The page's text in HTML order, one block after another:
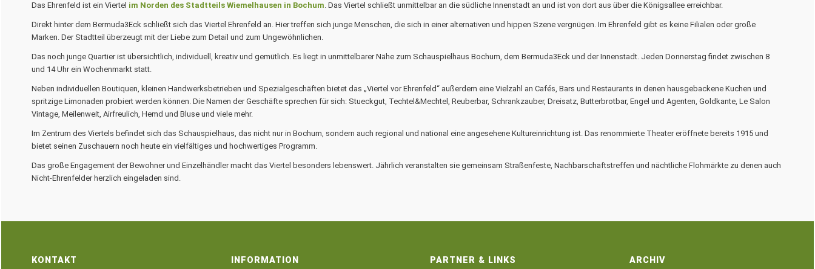
Das Ehrenfeld ist ein Viertel im Norden des Stadtteils Wiemelhausen in Bochum. Das Viertel schließt unmittelbar an die südliche Innenstadt an und ist von dort aus über die Königsallee erreichbar.
Direkt hinter dem Bermuda3Eck schließt sich das Viertel Ehrenfeld an. Hier treffen sich junge Menschen, die sich in einer alternativen und hippen Szene vergnügen. Im Ehrenfeld gibt es keine Filialen oder große
Marken. Der Stadtteil überzeugt mit der Liebe zum Detail und zum Ungewöhnlichen.
Das noch junge Quartier ist übersichtlich, individuell, kreativ und gemütlich. Es liegt in unmittelbarer Nähe zum Schauspielhaus Bochum, dem Bermuda3Eck und der Innenstadt. Jeden Donnerstag findet zwischen 8
und 14 Uhr ein Wochenmarkt statt.
Neben individuellen Boutiquen, kleinen Handwerksbetrieben und Spezialgeschäften bietet das „Viertel vor Ehrenfeld“ außerdem eine Vielzahl an Cafés, Bars und Restaurants in denen hausgebackene Kuchen und
spritzige Limonaden probiert werden können. Die Namen der Geschäfte sprechen für sich: Stueckgut, Techtel&Mechtel, Reuberbar, Schrankzauber, Dreisatz, Butterbrotbar, Engel und Agenten, Goldkante, Le Salon
Vintage, Meilenweit, Airfreulich, Hemd und Bluse und viele mehr.
Im Zentrum des Viertels befindet sich das Schauspielhaus, das nicht nur in Bochum, sondern auch regional und national eine angesehene Kultureinrichtung ist. Das renommierte Theater eröffnete bereits 1915 und
bietet seinen Zuschauern noch heute ein vielfältiges und hochwertiges Programm.
Das große Engagement der Bewohner und Einzelhändler macht das Viertel besonders lebenswert. Jährlich veranstalten sie gemeinsam Straßenfeste, Nachbarschaftstreffen und nächtliche Flohmärkte zu denen auch
Nicht-Ehrenfelder herzlich eingeladen sind.
KONTAKT INFORMATION PARTNER & LINKS ARCHIV